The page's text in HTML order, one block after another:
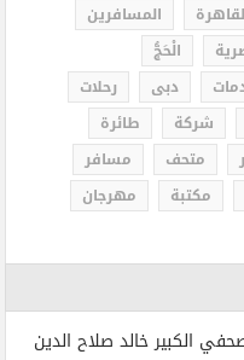
المسافرين
الْحَجُّ
دبى
رحلات
شركة
طائرة
متحف
مسافر
مكتبة
مهرجان
الكبير خالد صلاح الدين